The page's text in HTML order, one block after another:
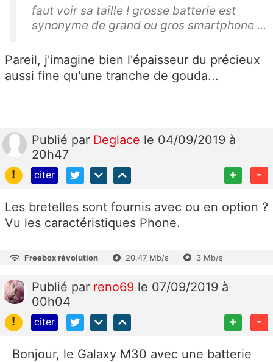
faut voir sa taille ! grosse batterie est
synonyme de grand ou gros smartphone ...
Pareil, j'imagine bien l'épaisseur du précieux
aussi fine qu'une tranche de gouda...
Publié par Deglace le 04/09/2019 à
20h47
!
citer + -
Les bretelles sont fournis avec ou en option ?
Vu les caractéristiques Phone.
Freebox révolution 20.47 Mb/s 3 Mb/s
Publié par reno69 le 07/09/2019 à
00h04
!
citer + -
Bonjour, le Galaxy M30 avec une batterie